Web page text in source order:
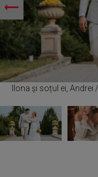
Ilona și soțul ei,